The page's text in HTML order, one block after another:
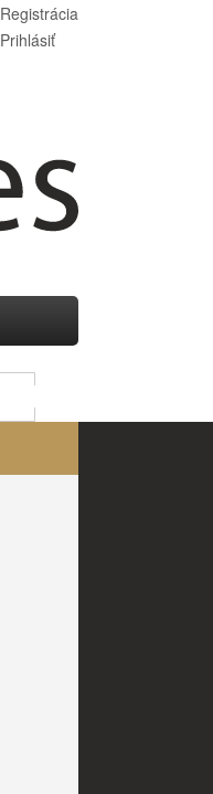
Registrácia
Prihlásiť